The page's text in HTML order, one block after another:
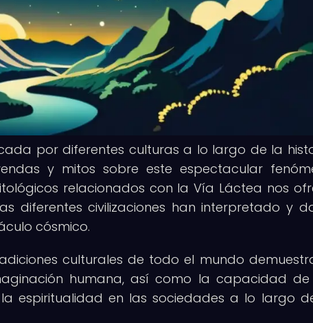
por diferentes culturas a lo largo de la
y mitos sobre este espectacular
relacionados con la Vía Láctea nos
diferentes civilizaciones han interpretado y
cósmico.
culturales de todo el mundo
humana, así como la capacidad
espiritualidad en las sociedades a lo largo